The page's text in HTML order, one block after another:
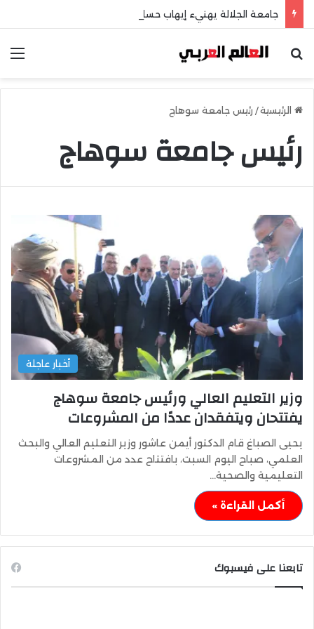
بحث عن
الرئيسية/ رئيس جامعة سوهاج
رئيس جامعة سوهاج
أخبار عاجلة
وزير التعليم العالي ورئيس جامعة سوهاج
يفتتحان ويتفقدان عددًا من المشروعات
يحيى الصباغ قام الدكتور أيمن عاشور وزير التعليم العالي والبحث
العلمي، صباح اليوم السبت، بافتتاح عدد من المشروعات
التعليمية والصحية…
أكمل القراءة »
تابعنا على فيسبوك